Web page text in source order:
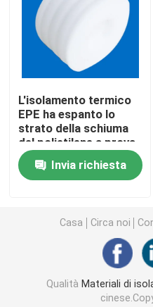
Pannello sandwich in EPS
Bordo della lana di roccia
Pannello isolante di XPS
Membrana
Tubo di gomma
Metropolitana della
L'isolamento termico
EPE ha espanto lo
strato della schiuma
del polietilene a prova
d'umidità
Invia richiesta
Casa Circa noi
Qualità Materiali di